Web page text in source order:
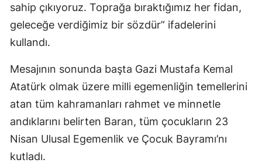
sahip çıkıyoruz. Toprağa bıraktığımız her fidan,
geleceğe verdiğimiz bir sözdür” ifadelerini
kullandı.
Mesajının sonunda başta Gazi Mustafa Kemal
Atatürk olmak üzere milli egemenliğin temellerini
atan tüm kahramanları rahmet ve minnetle
andıklarını belirten Baran, tüm çocukların 23
Nisan Ulusal Egemenlik ve Çocuk Bayramı’nı
kutladı.